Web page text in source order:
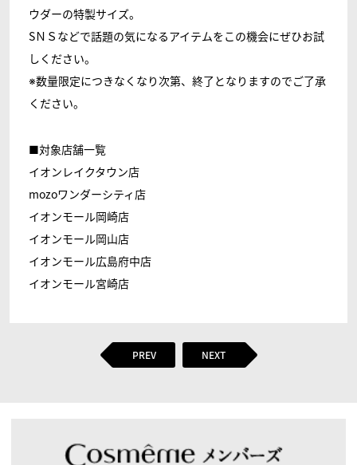
ウダーの特製サイズ。
SＮＳなどで話題の気になるアイテムをこの機会にぜひお試
しください。
※数量限定につきなくなり次第、終了となりますのでご了承
ください。
■対象店舗一覧
イオンレイクタウン店
mozoワンダーシティ店
イオンモール岡崎店
イオンモール岡山店
イオンモール広島府中店
イオンモール宮崎店
PREV NEXT